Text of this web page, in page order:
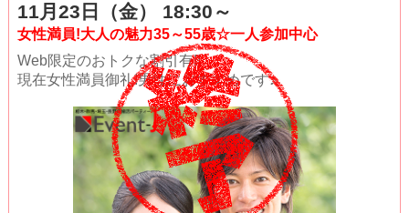
11月23日（金） 18:30～
女性満員!大人の魅力35～55歳☆一人参加中心
Web限定のおトクな割引有!!
現在女性満員御礼!男性におすすめです♪